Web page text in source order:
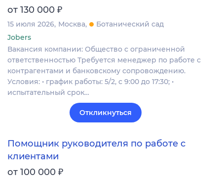
от 130 000 ₽
15 июля 2026 Москва
Ботанический сад
Jobers
Вакансия компании: Общество с ограниченной
ответственностью Требуется менеджер по работе с
контрагентами и банковскому сопровождению.
Условия: • график работы: 5/2, с 9:00 до 17:30; •
испытательный срок…
Откликнуться
Помощник руководителя по работе с
клиентами
от 100 000 ₽